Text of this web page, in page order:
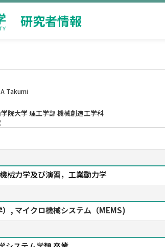
研究者情報
Takumi
院大学 理工学部 機械創造工学科
械力学及び演習，工業動力学
, マイクロ機械システム（MEMS)